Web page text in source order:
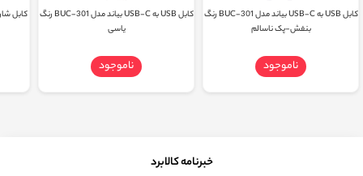
کابل USB به USB-C بیاند مدل BUC-301 رنگ
بنفش-پک ناسالم
ناموجود
کابل USB به USB-C بیاند مدل BUC-301 رنگ
یاسی
ناموجود
کابل
خبرنامه کالابرد